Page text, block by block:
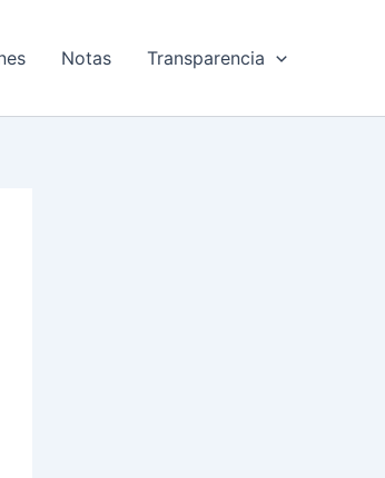
Notas Transparencia